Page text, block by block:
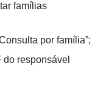
famílias
por família”;
responsável